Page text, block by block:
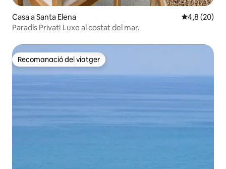
Casa a Santa Elena 4,8 de
4,8 (20)
Paradís Privat! Luxe al costat del mar.
Recomanació del viatger
Recomanació del viatger